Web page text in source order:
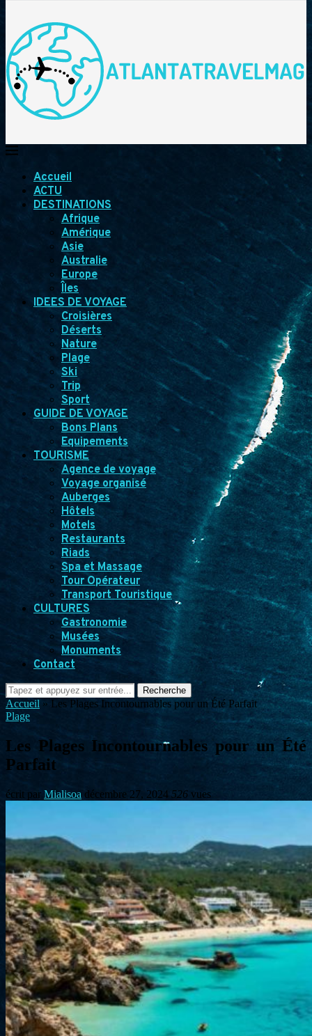
Accueil
ACTU
DESTINATIONS
Afrique
Amérique
Asie
Australie
Europe
Îles
IDEES DE VOYAGE
Croisières
Déserts
Nature
Plage
Ski
Trip
Sport
GUIDE DE VOYAGE
Bons Plans
Equipements
TOURISME
Agence de voyage
Voyage organisé
Auberges
Hôtels
Motels
Restaurants
Riads
Spa et Massage
Tour Opérateur
Transport Touristique
CULTURES
Gastronomie
Musées
Monuments
Contact
Recherche
Accueil » Les Plages Incontournables pour un Été Parfait
Plage
Les Plages Incontournables pour un Été
Parfait
écrit par Mialisoa décembre 27, 2024 526 vues